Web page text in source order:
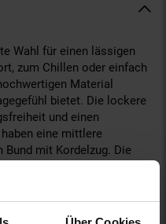
Wahl für einen lässigen
zum Chillen oder einfach
Material
bietet. Die lockere
und einen
eine mittlere
Bund mit Kordelzug. Die
zwei seitliche
Die Ziernähte vorn auf
Anzug und verleihen der